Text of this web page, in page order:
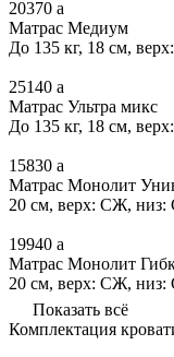
20370 a
Матрас Медиум
До 135 кг, 18 см,
25140 a
Матрас Ультра микс
До 135 кг, 18 см,
15830 a
Матрас Монолит
20 см, верх: СЖ,
19940 a
Матрас Монолит
20 см, верх: СЖ,
Показать всё
Комплектация